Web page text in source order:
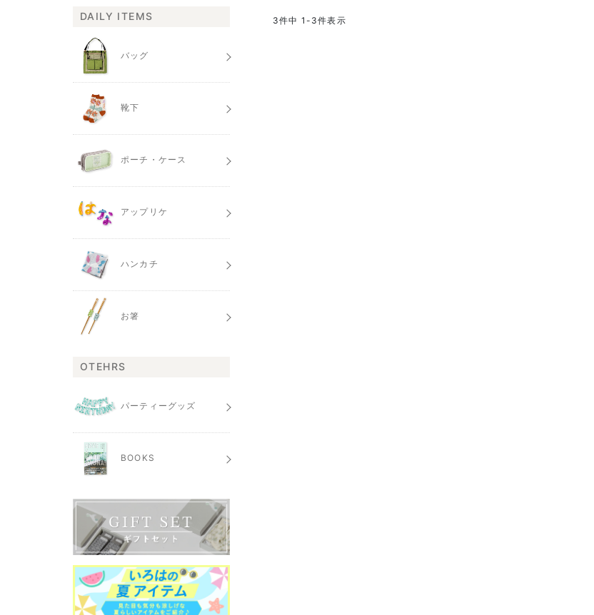
3件中 1 - 3件表示
DAILY ITEMS
バッグ
靴下
ポーチ・ケース
アップリケ
ハンカチ
お箸
OTEHRS
パーティーグッズ
BOOKS